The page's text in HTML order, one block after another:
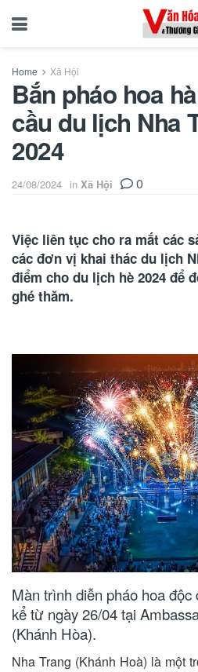
Home Xã Hội
Bắn pháo hoa
cầu du lịch Nha
2024
24/08/2024 in Xã Hội 0
Việc liên tục cho ra mắt các
các đơn vị khai thác du lịch
điểm cho du lịch hè 2024 để
ghé thăm.
Màn trình diễn pháo hoa
kể từ ngày 26/04 tại
(Khánh Hòa).
Nha Trang (Khánh Hoà) là một